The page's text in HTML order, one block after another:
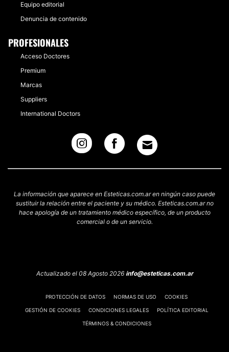
Equipo editorial
Denuncia de contenido
PROFESIONALES
Acceso Doctores
Premium
Marcas
Suppliers
International Doctors
La información que aparece en Esteticas.com.ar en ningún caso puede
sustituir la relación entre el paciente y su médico. Esteticas.com.ar no
hace apología de un tratamiento médico específico, de un producto
comercial o de un servicio.
Actualizado el 08 Agosto 2026 info@esteticas.com.ar
PROTECCIÓN DE DATOS NORMAS DE USO COOKIES
GESTIÓN DE COOKIES CONDICIONES LEGALES POLÍTICA EDITORIAL
TÉRMINOS & CONDICIONES